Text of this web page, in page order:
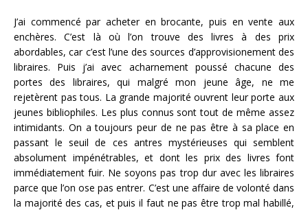
J’ai commencé par acheter en brocante, puis en vente aux
enchères. C’est là où l’on trouve des livres à des prix
abordables, car c’est l’une des sources d’approvisionement des
libraires. Puis j’ai avec acharnement poussé chacune des
portes des libraires, qui malgré mon jeune âge, ne me
rejetèrent pas tous. La grande majorité ouvrent leur porte aux
jeunes bibliophiles. Les plus connus sont tout de même assez
intimidants. On a toujours peur de ne pas être à sa place en
passant le seuil de ces antres mystérieuses qui semblent
absolument impénétrables, et dont les prix des livres font
immédiatement fuir. Ne soyons pas trop dur avec les libraires
parce que l’on ose pas entrer. C’est une affaire de volonté dans
la majorité des cas, et puis il faut ne pas être trop mal habillé,